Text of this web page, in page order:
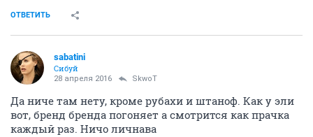
ОТВЕТИТЬ
sabatini
Сибуй
28 апреля 2016 SkwоT
Да ниче там нету, кроме рубахи и штаноф. Как у эли
вот, бренд бренда погоняет а смотрится как прачка
каждый раз. Ничо личнава